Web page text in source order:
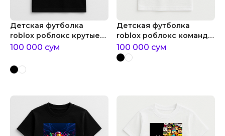
Детская футболка
roblox роблокс крутые
девочки
100 000 сум
Детская футболка
roblox роблокс команда
девочек
100 000 сум